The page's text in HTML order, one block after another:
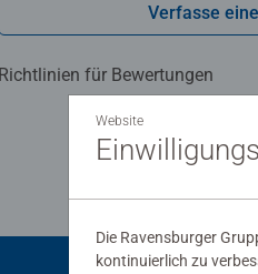
Verfasse
Richtlinien für Bewertungen
Website
Die Ravensburger
kontinuierlich zu